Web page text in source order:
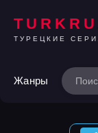
TURKRU
ТУРЕЦКИЕ
Жанры